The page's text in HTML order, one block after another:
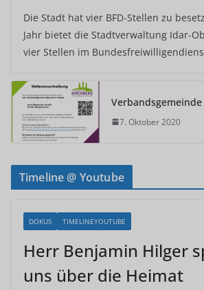
Die Stadt hat vier BFD-Stellen zu
Jahr bietet die Stadtverwaltung Idar-
vier Stellen im
7. Oktober 2020
Timeline @ Youtube
DOKUS TIMELINEYOUTUBE
Herr Benjamin Hilger
uns über die Heimat